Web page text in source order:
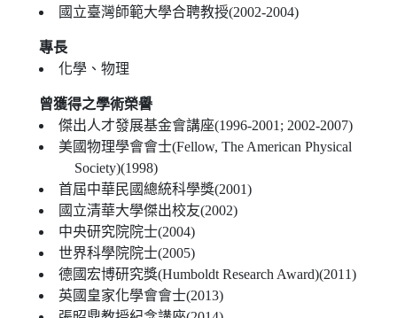
國立臺灣師範大學合聘教授(2002-2004)
專長
化學、物理
曾獲得之學術榮譽
傑出人才發展基金會講座(1996-2001; 2002-2007)
美國物理學會會士(Fellow, The American Physical
Society)(1998)
首屆中華民國總統科學獎(2001)
國立清華大學傑出校友(2002)
中央研究院院士(2004)
世界科學院院士(2005)
德國宏博研究獎(Humboldt Research Award)(2011)
英國皇家化學會會士(2013)